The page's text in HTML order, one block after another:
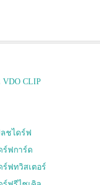
VDO CLIP
ชไดร์ฟ
ร์ฟการ์ด
ฟทวิสเตอร์